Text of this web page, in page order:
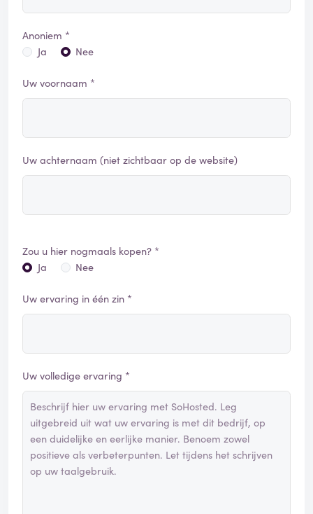
Anoniem *
Ja
Nee
Uw voornaam *
Uw achternaam (niet zichtbaar op de website)
Zou u hier nogmaals kopen? *
Ja
Nee
Uw ervaring in één zin *
Uw volledige ervaring *